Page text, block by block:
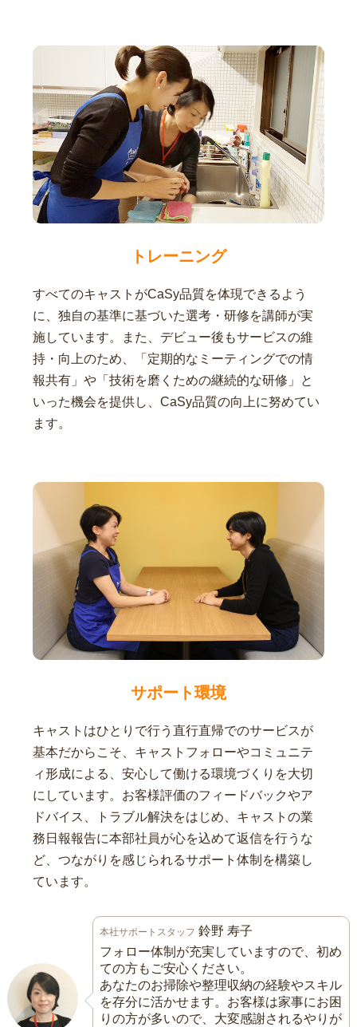
トレーニング
すべてのキャストがCaSy品質を体現できるよう
に、独自の基準に基づいた選考・研修を講師が実
施しています。また、デビュー後もサービスの維
持・向上のため、「定期的なミーティングでの情
報共有」や「技術を磨くための継続的な研修」と
いった機会を提供し、CaSy品質の向上に努めてい
ます。
サポート環境
キャストはひとりで行う直行直帰でのサービスが
基本だからこそ、キャストフォローやコミュニテ
ィ形成による、安心して働ける環境づくりを大切
にしています。お客様評価のフィードバックやア
ドバイス、トラブル解決をはじめ、キャストの業
務日報報告に本部社員が心を込めて返信を行うな
ど、つながりを感じられるサポート体制を構築し
ています。
本社サポートスタッフ 鈴野 寿子
フォロー体制が充実していますので、初め
ての方もご安心ください。
あなたのお掃除や整理収納の経験やスキル
を存分に活かせます。お客様は家事にお困
りの方が多いので、大変感謝されるやりが